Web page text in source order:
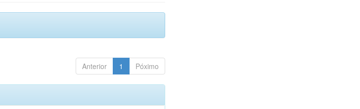
Anterior 1 Póximo